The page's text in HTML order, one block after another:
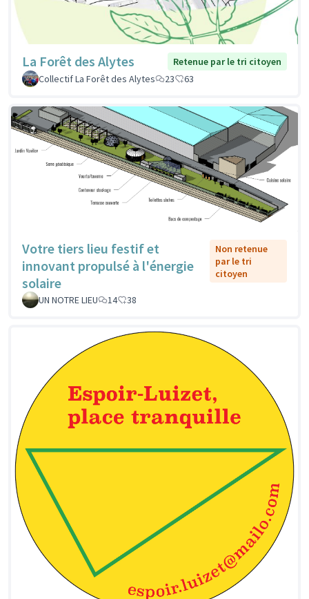
La Forêt des Alytes
Retenue par le tri citoyen
Collectif La Forêt des Alytes
23 63
Votre tiers lieu festif et
innovant propulsé à l'énergie
solaire
Non retenue
par le tri
citoyen
UN NOTRE LIEU 14 38